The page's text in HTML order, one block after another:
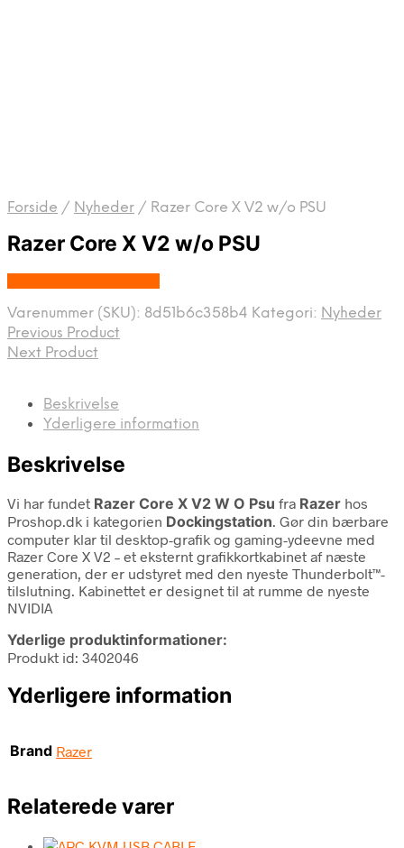
Forside / Nyheder / Razer Core X V2 w/o PSU
Razer Core X V2 w/o PSU
Varenummer (SKU): 8d51b6c358b4 Kategori: Nyheder
Previous Product
Next Product
Beskrivelse
Yderligere information
Beskrivelse
Vi har fundet Razer Core X V2 W O Psu fra Razer hos
Proshop.dk i kategorien Dockingstation. Gør din bærbare
computer klar til desktop-grafik og gaming-ydeevne med
Razer Core X V2 – et eksternt grafikkortkabinet af næste
generation, der er udstyret med den nyeste Thunderbolt™-
tilslutning. Kabinettet er designet til at rumme de nyeste
NVIDIA
Yderlige produktinformationer:
Produkt id: 3402046
Yderligere information
Brand Razer
Relaterede varer